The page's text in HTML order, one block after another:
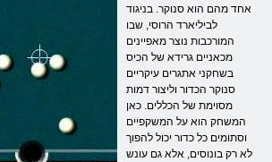
אחד מהם הוא סנוקר. בניגוד
לביליארד הרוסי, שבו
המורכבות נוצר מאפיינים
מכאניים גרידא של הכיס
בשחקני אתגרים עיקריים
סנוקר הכדור וליצור דמות
מסוימת של הכללים. כאן
המשחק הוא על המשקפיים
וסתומים כל כדור יכול להפוך
לא רק בונוסים, אלא גם עונש